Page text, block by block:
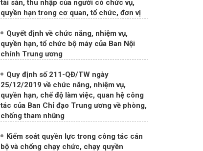
Quyết định về chức năng, nhiệm vụ,
chính Trung ương
Quy định số 211-QĐ/TW ngày
quyền hạn, chế độ làm việc, quan hệ công
tác của Ban Chỉ đạo Trung ương về phòng,
chống tham nhũng
Kiểm soát quyền lực trong công tác cán
HỎI - ĐÁP PHÁP LUẬT